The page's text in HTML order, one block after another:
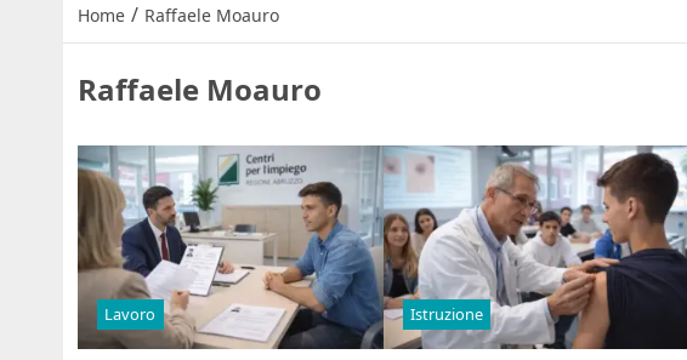
Home / Raffaele Moauro
Raffaele Moauro
Lavoro Istruzione